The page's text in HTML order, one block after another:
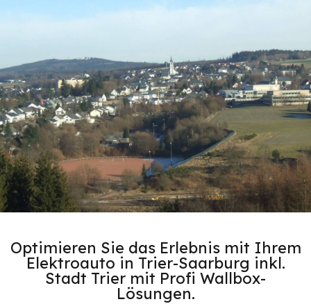
Optimieren Sie das Erlebnis mit Ihrem
Elektroauto in Trier-Saarburg inkl.
Stadt Trier mit Profi Wallbox-
Lösungen.